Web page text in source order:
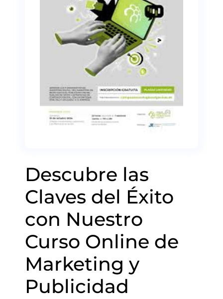
Descubre las
Claves del Éxito
con Nuestro
Curso Online de
Marketing y
Publicidad